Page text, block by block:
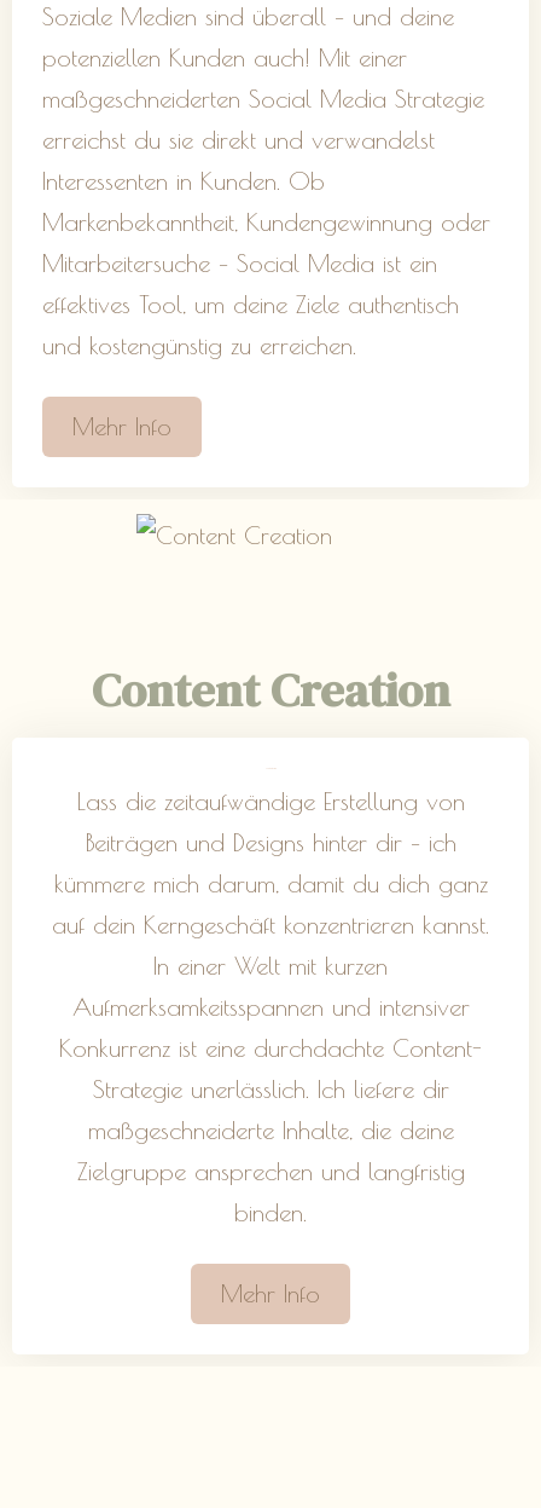
Soziale Medien sind überall – und deine
potenziellen Kunden auch! Mit einer
maßgeschneiderten Social Media Strategie
erreichst du sie direkt und verwandelst
Interessenten in Kunden. Ob
Markenbekanntheit, Kundengewinnung oder
Mitarbeitersuche – Social Media ist ein
effektives Tool, um deine Ziele authentisch
und kostengünstig zu erreichen.
Mehr Info
Content Creation
Lass die zeitaufwändige Erstellung von
Beiträgen und Designs hinter dir – ich
kümmere mich darum, damit du dich ganz
auf dein Kerngeschäft konzentrieren kannst.
In einer Welt mit kurzen
Aufmerksamkeitsspannen und intensiver
Konkurrenz ist eine durchdachte Content-
Strategie unerlässlich. Ich liefere dir
maßgeschneiderte Inhalte, die deine
Zielgruppe ansprechen und langfristig
binden.
Mehr Info